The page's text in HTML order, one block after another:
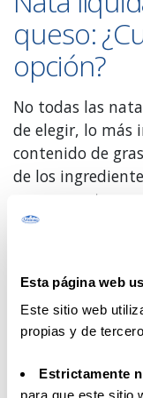
Esta página web
Este sitio web
propias y de
Estrictamente
queso:
opción?
No todas las
de elegir, lo más
contenido de
de los
que no
artificiales, ya
En Central
líquida para
con nata de
mezcla, sino